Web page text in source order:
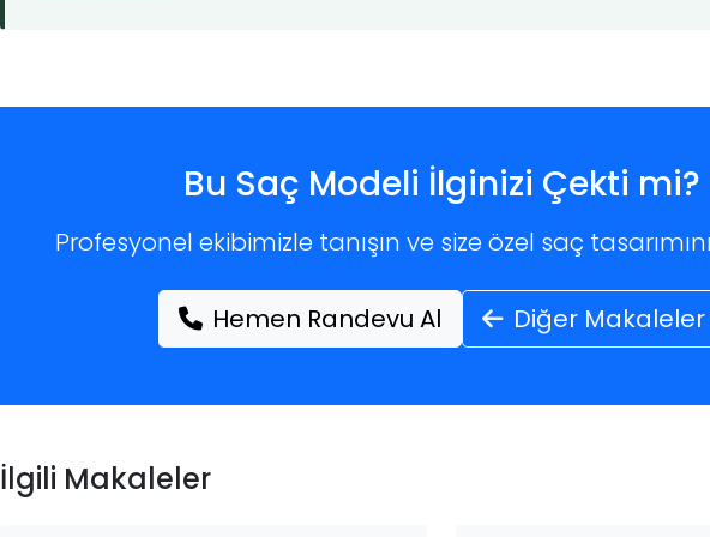
Bu Saç Modeli İlginizi Çekti mi?
Profesyonel ekibimizle tanışın ve size özel saç
Hemen Randevu Al Diğer Makaleler
İlgili Makaleler